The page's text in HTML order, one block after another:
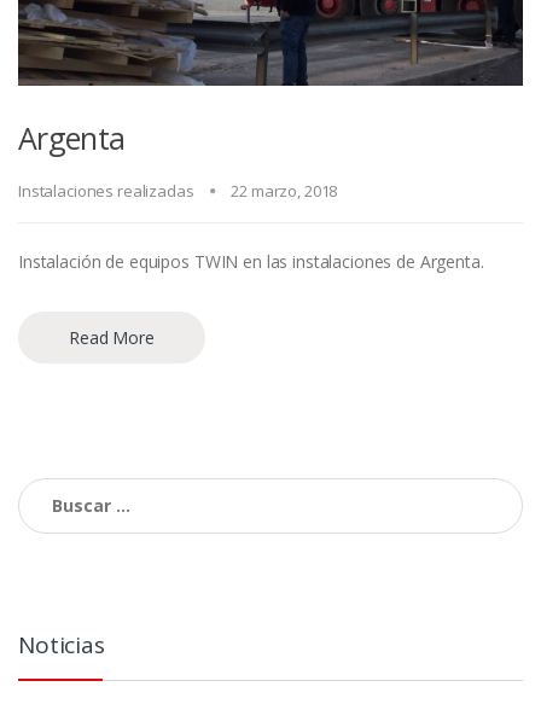
Argenta
Instalaciones realizadas 22 marzo, 2018
Instalación de equipos TWIN en las instalaciones de Argenta.
Read More
Buscar:
Noticias